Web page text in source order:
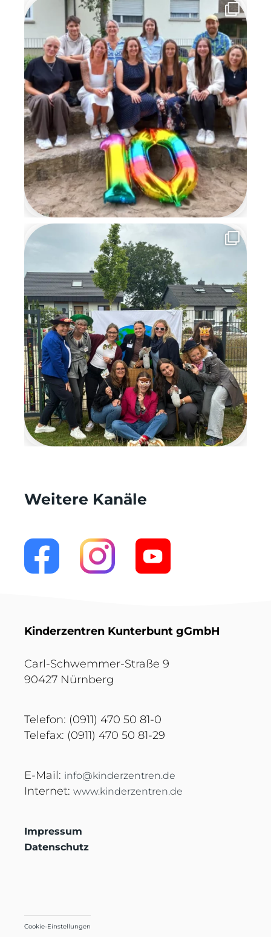
Weitere Kanäle
Kinderzentren Kunterbunt gGmbH
Carl-Schwemmer-Straße 9
90427 Nürnberg
Telefon: (0911) 470 50 81-0
Telefax: (0911) 470 50 81-29
E-Mail: info@kinderzentren.de
Internet: www.kinderzentren.de
Impressum
Datenschutz
Cookie-Einstellungen